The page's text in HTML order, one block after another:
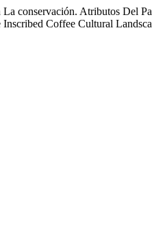
conservación. Atributos Del
Coffee Cultural